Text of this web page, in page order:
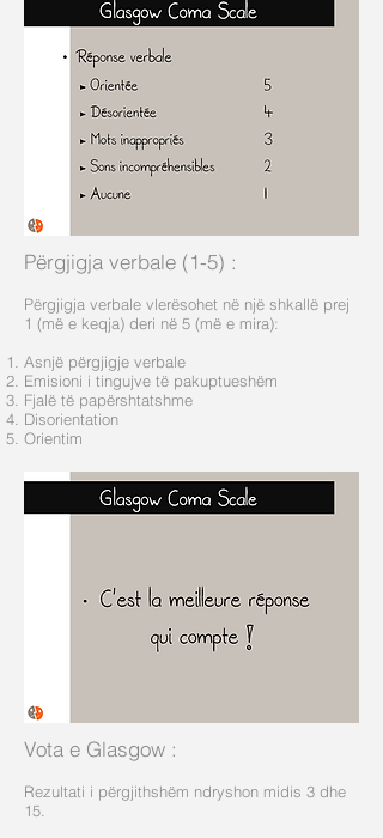
Përgjigja verbale (1-5) :
Përgjigja verbale vlerësohet në një shkallë prej
1 (më e keqja) deri në 5 (më e mira):
Asnjë përgjigje verbale
Emisioni i tingujve të pakuptueshëm
Fjalë të papërshtatshme
Disorientation
Orientim
Vota e Glasgow :
Rezultati i përgjithshëm ndryshon midis 3 dhe
15.